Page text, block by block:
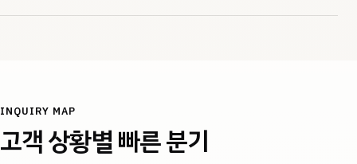
INQUIRY MAP
고객 상황별 빠른 분기